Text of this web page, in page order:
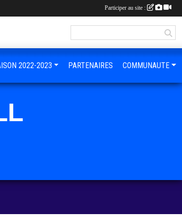
2022-2023 PARTENAIRES COMMUNAUTE
Participer au site :